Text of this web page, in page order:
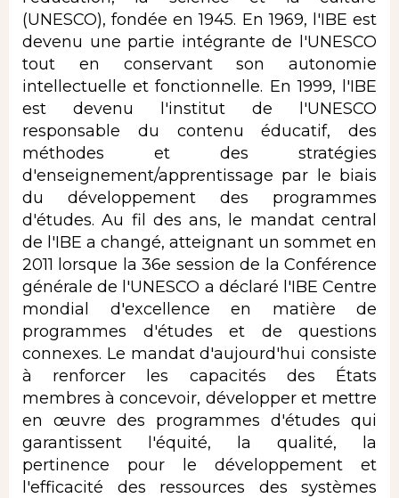
(UNESCO), fondée en 1945. En 1969, l'IBE est
devenu une partie intégrante de l'UNESCO
tout en conservant son autonomie
intellectuelle et fonctionnelle. En 1999, l'IBE
est devenu l'institut de l'UNESCO
responsable du contenu éducatif, des
méthodes et des stratégies
d'enseignement/apprentissage par le biais
du développement des programmes
d'études. Au fil des ans, le mandat central
de l'IBE a changé, atteignant un sommet en
2011 lorsque la 36e session de la Conférence
générale de l'UNESCO a déclaré l'IBE Centre
mondial d'excellence en matière de
programmes d'études et de questions
connexes. Le mandat d'aujourd'hui consiste
à renforcer les capacités des États
membres à concevoir, développer et mettre
en œuvre des programmes d'études qui
garantissent l'équité, la qualité, la
pertinence pour le développement et
l'efficacité des ressources des systèmes